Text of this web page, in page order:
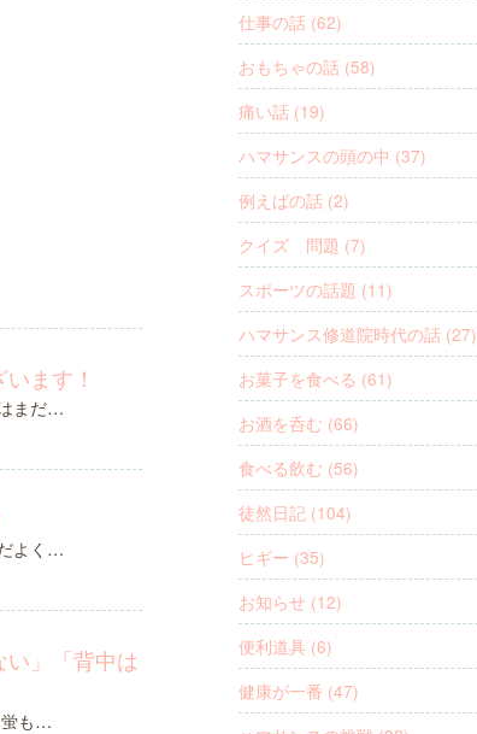
ます！
まだ…
よく…
」「背中は
蛍も…
仕事の話 (62)
おもちゃの話 (58)
痛い話 (19)
ハマサンスの頭の中 (37)
例えばの話 (2)
クイズ 問題 (7)
スポーツの話題 (11)
ハマサンス修道院時代の話 (27)
お菓子を食べる (61)
お酒を呑む (66)
食べる飲む (56)
徒然日記 (104)
ヒギー (35)
お知らせ (12)
便利道具 (6)
健康が一番 (47)